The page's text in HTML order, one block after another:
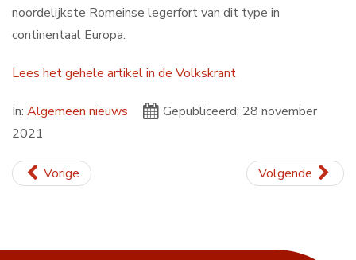
noordelijkste Romeinse legerfort van dit type in
continentaal Europa.
Lees het gehele artikel in de Volkskrant
In: Algemeen nieuws
Gepubliceerd: 28 november
2021
Vorige Volgende